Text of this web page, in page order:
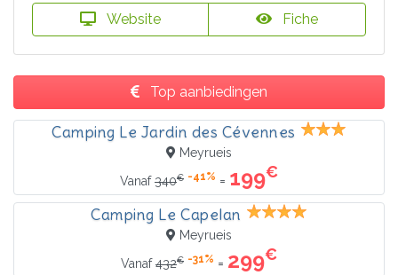
Website Fiche
Top aanbiedingen
Camping Le Jardin des Cévennes
Meyrueis
Vanaf340€ -41% = 199€
Camping Le Capelan
Meyrueis
Vanaf432€ -31% = 299€